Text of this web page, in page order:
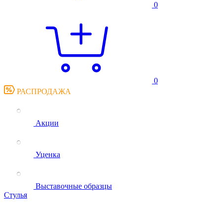
0
0
РАСПРОДАЖА
Акции
Уценка
Выставочные образцы
Стулья